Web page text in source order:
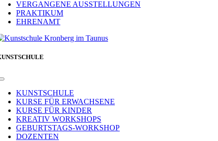
VERGANGENE AUSSTELLUNGEN
PRAKTIKUM
EHRENAMT
Toggle
NavigationKUNSTSCHULE
KURSE FÜR ERWACHSENE
KURSE FÜR KINDER
KREATIV WORKSHOPS
GEBURTSTAGS-WORKSHOP
DOZENTEN